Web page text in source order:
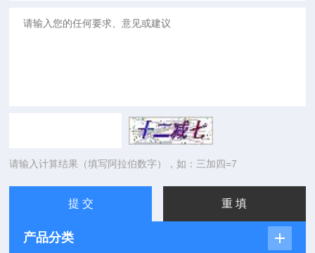
请输入计算结果（填写阿拉伯数字），如：三加四=7
产品分类